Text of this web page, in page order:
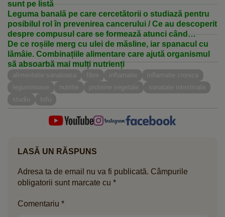
sunt pe listă
Leguma banală pe care cercetătorii o studiază pentru
posibilul rol în prevenirea cancerului / Ce au descoperit
despre compusul care se formează atunci când
mestecăm leguma
De ce roșiile merg cu ulei de măsline, iar spanacul cu
lămâie. Combinațiile alimentare care ajută organismul
să absoarbă mai mulți nutrienți
alimentatie sanatoasa fibre inflamatie
inflamatie cronica
leguminoase
nutritie proteine vegetale
sanatate intestinala
studiu
tofu
LASĂ UN RĂSPUNS
Adresa ta de email nu va fi publicată. Câmpurile
obligatorii sunt marcate cu *
Comentariu *